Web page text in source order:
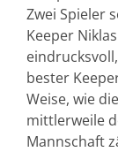
Zwei Spieler
Keeper
bester
Weise, wie
mittlerweile
Mannschaft